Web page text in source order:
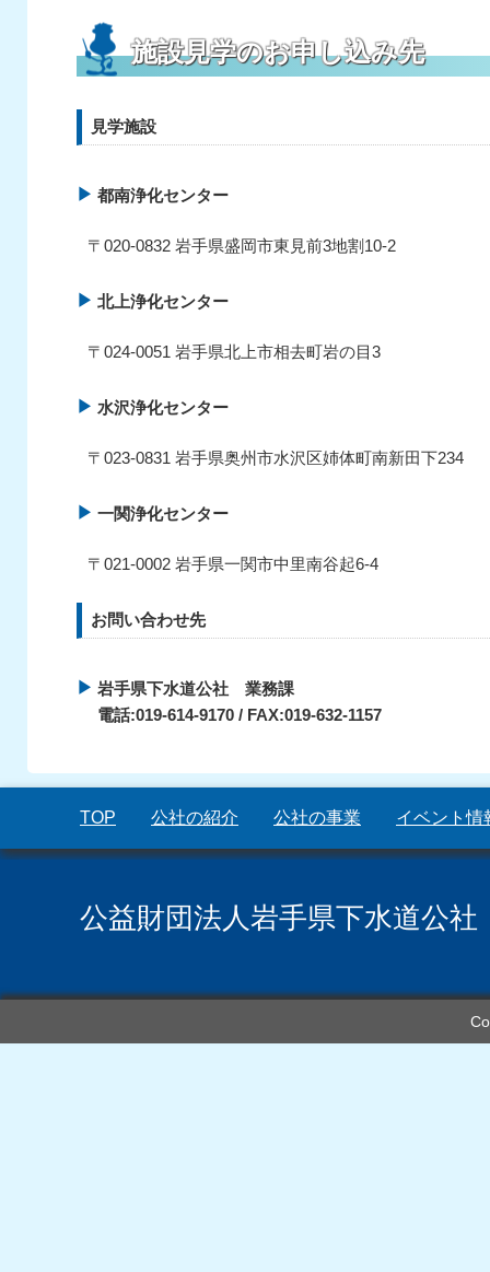
施設見学のお申し込み先
見学施設
都南浄化センター
〒020-0832 岩手県盛岡市東見前3地割10-2
北上浄化センター
〒024-0051 岩手県北上市相去町岩の目3
水沢浄化センター
〒023-0831 岩手県奥州市水沢区姉体町南新田下234
一関浄化センター
〒021-0002 岩手県一関市中里南谷起6-4
お問い合わせ先
岩手県下水道公社 業務課
電話:019-614-9170 / FAX:019-632-1157
TOP 公社の紹介 公社の事業 イベント情
公益財団法人岩手県下水道公社